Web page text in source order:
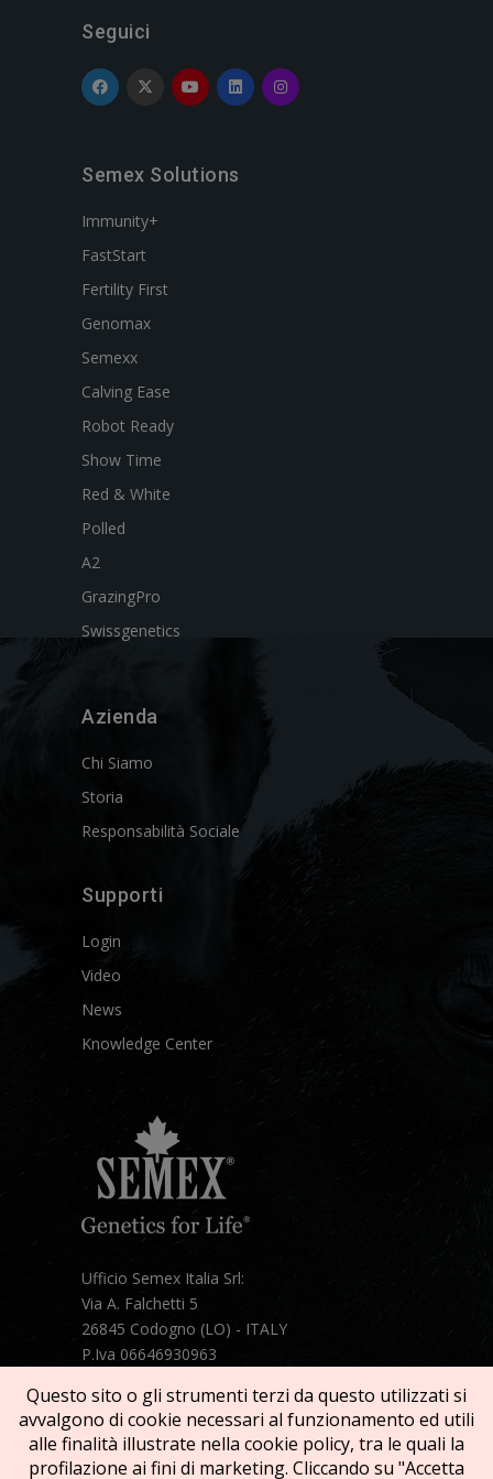
Seguici
Semex Solutions
Immunity+
FastStart
Fertility First
Genomax
Semexx
Calving Ease
Robot Ready
Show Time
Red & White
Polled
A2
GrazingPro
Swissgenetics
Azienda
Chi Siamo
Storia
Responsabilità Sociale
Supporti
Login
Video
News
Knowledge Center
Ufficio Semex Italia Srl:
Via A. Falchetti 5
26845 Codogno (LO) - ITALY
P.Iva 06646930963
Mail: semex@semexitalia.it
Guarda la mappa
Questo sito o gli strumenti terzi da questo utilizzati si
avvalgono di cookie necessari al funzionamento ed utili
alle finalità illustrate nella cookie policy, tra le quali la
profilazione ai fini di marketing. Cliccando su "Accetta